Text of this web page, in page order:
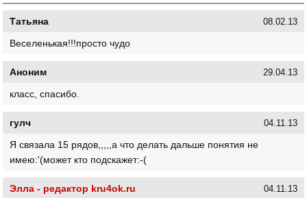
Татьяна 08.02.13
Веселенькая!!!просто чудо
Аноним 29.04.13
класс, спасибо.
гулч 04.11.13
Я связала 15 рядов,,,,,а что делать дальше понятия не
имею:'(может кто подскажет:-(
Элла - редактор kru4ok.ru 04.11.13